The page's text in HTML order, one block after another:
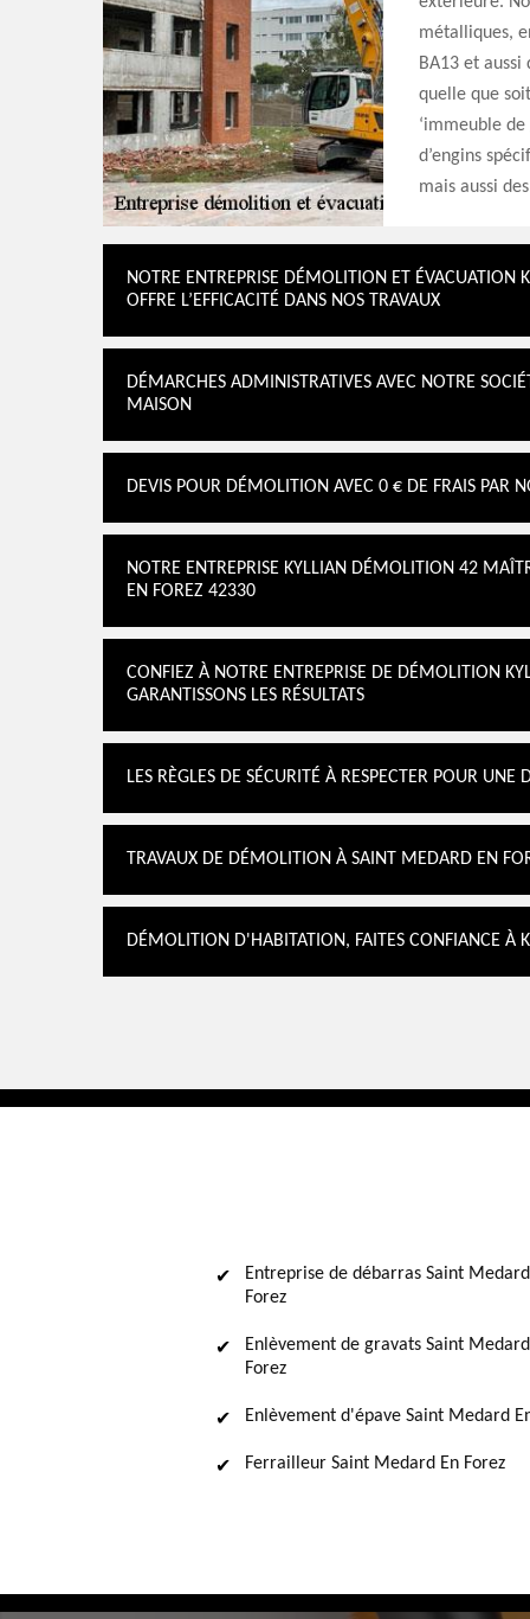
métalliques,
BA13 et
quelle que
‘immeuble
d’engins
mais aussi
NOTRE ENTREPRISE DÉMOLITION ET
OFFRE L’EFFICACITÉ DANS NOS TRAVAUX
DÉMARCHES ADMINISTRATIVES AVEC NOTRE
MAISON
DEVIS POUR DÉMOLITION AVEC 0 € DE FRAIS PAR
NOTRE ENTREPRISE KYLLIAN DÉMOLITION 42
EN FOREZ 42330
CONFIEZ À NOTRE ENTREPRISE DE DÉMOLITION
GARANTISSONS LES RÉSULTATS
LES RÈGLES DE SÉCURITÉ À RESPECTER POUR UNE
TRAVAUX DE DÉMOLITION À SAINT MEDARD EN
DÉMOLITION D'HABITATION, FAITES CONFIANCE À
Entreprise de débarras Saint
Forez
Enlèvement de gravats Saint
Forez
Enlèvement d'épave Saint Medard
Ferrailleur Saint Medard En Forez